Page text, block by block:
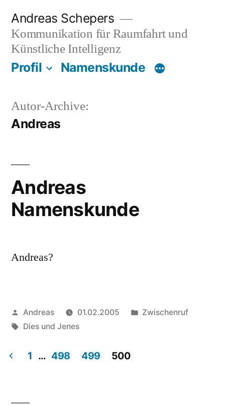
Inhalt
springen
Andreas Schepers
Kommunikation für Raumfahrt und
Künstliche Intelligenz
Profil Namenskunde
Autor-Archive:
Andreas
Andreas
Namenskunde
Andreas?
Veröffentlicht
von
Andreas 01.02.2005
Veröffentlicht
Zwischenruf
Schlagwörter:
Dies und Jenes
1 … 498 499 500